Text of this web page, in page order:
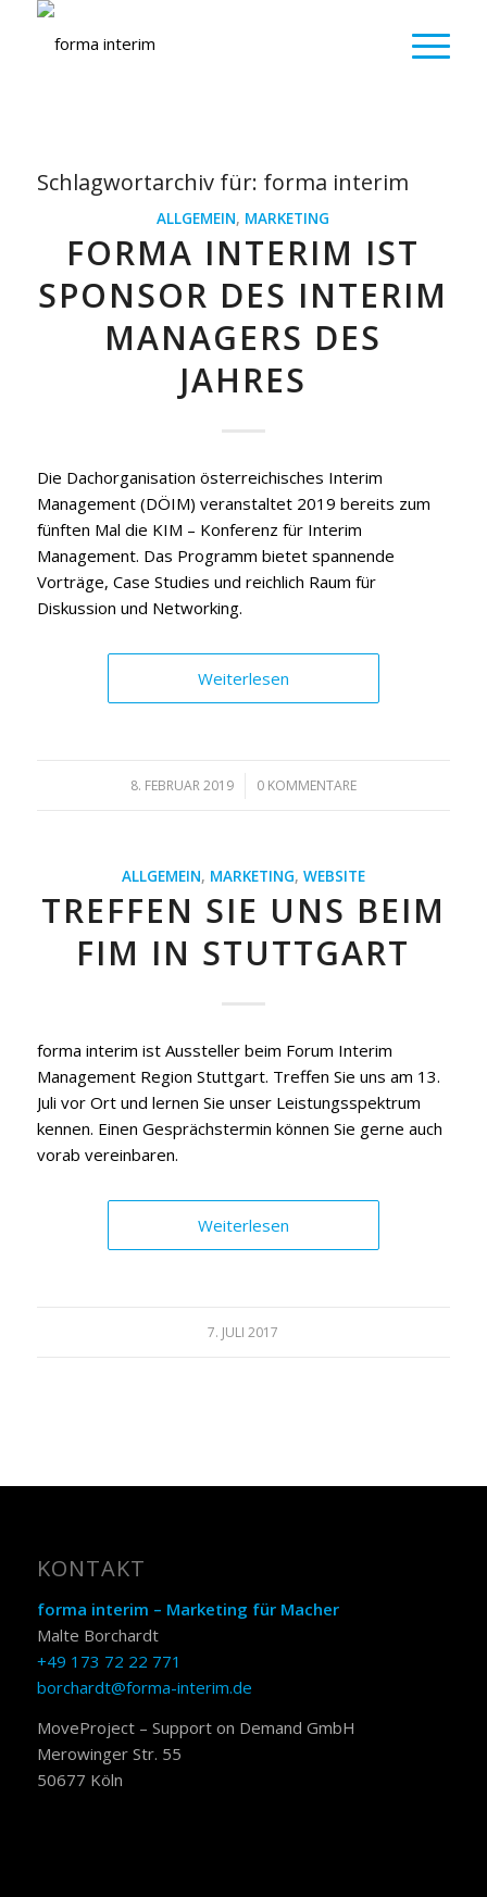
Schlagwortarchiv für: forma interim
ALLGEMEIN, MARKETING
FORMA INTERIM IST
SPONSOR DES INTERIM
MANAGERS DES
JAHRES
Die Dachorganisation österreichisches Interim
Management (DÖIM) veranstaltet 2019 bereits zum
fünften Mal die KIM – Konferenz für Interim
Management. Das Programm bietet spannende
Vorträge, Case Studies und reichlich Raum für
Diskussion und Networking.
Weiterlesen
8. FEBRUAR 2019
/ 0 KOMMENTARE
ALLGEMEIN, MARKETING, WEBSITE
TREFFEN SIE UNS BEIM
FIM IN STUTTGART
forma interim ist Aussteller beim Forum Interim
Management Region Stuttgart. Treffen Sie uns am 13.
Juli vor Ort und lernen Sie unser Leistungsspektrum
kennen. Einen Gesprächstermin können Sie gerne auch
vorab vereinbaren.
Weiterlesen
7. JULI 2017
KONTAKT
forma interim – Marketing für Macher
Malte Borchardt
+49 173 72 22 771
borchardt@forma-interim.de
MoveProject – Support on Demand GmbH
Merowinger Str. 55
50677 Köln